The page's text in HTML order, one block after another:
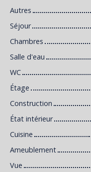
Autres
Séjour
Chambres
Salle d'eau
WC
Étage
Construction
État intérieur
Cuisine
Ameublement
Vue